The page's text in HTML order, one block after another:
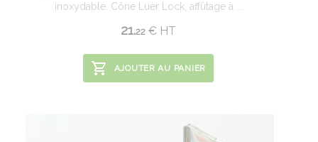
inoxydable. Cône Luer Lock, affûtage à ...
21.22 € HT
AJOUTER AU PANIER